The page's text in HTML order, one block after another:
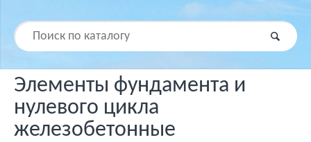
Элементы фундамента и
нулевого цикла
железобетонные